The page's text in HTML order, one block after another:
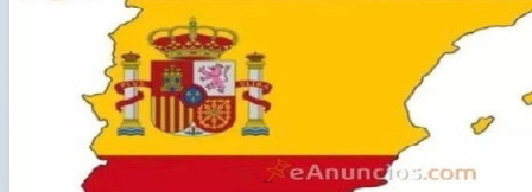
Русский
हिन्दी
বাংলা
简体中文
日本語
ไทย
Română